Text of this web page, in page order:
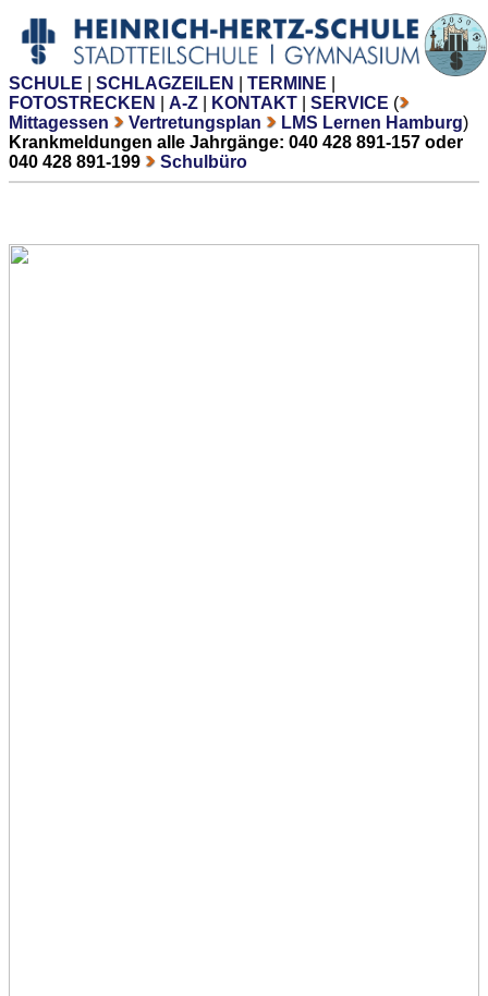
SCHULE SCHLAGZEILEN TERMINE
FOTOSTRECKEN
A-Z KONTAKT SERVICE (
Mittagessen
Vertretungsplan LMS Lernen Hamburg)
Krankmeldungen alle Jahrgänge: 040 428 891-157 oder
040 428 891-199
Schulbüro